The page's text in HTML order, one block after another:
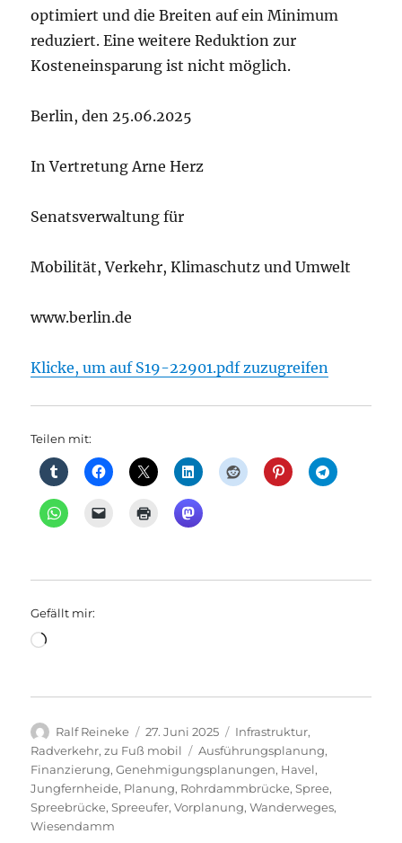
optimiert und die Breiten auf ein Minimum
reduziert. Eine weitere Reduktion zur
Kosteneinsparung ist nicht möglich.
Berlin, den 25.06.2025
In Vertretung Arne Herz
Senatsverwaltung für
Mobilität, Verkehr, Klimaschutz und Umwelt
www.berlin.de
Klicke, um auf S19-22901.pdf zuzugreifen
Teilen mit:
Gefällt mir:
Wird
Autor
Ralf Reineke
Veröffentlicht
am
27. Juni 2025 Kategorien
Infrastruktur,
Radverkehr,zu Fuß mobil Schlagwörter
Ausführungsplanung,
Finanzierung,Genehmigungsplanungen, Havel,
Jungfernheide, Planung, Rohrdammbrücke,Spree,
Spreebrücke,Spreeufer,Vorplanung,Wanderweges,
Wiesendamm